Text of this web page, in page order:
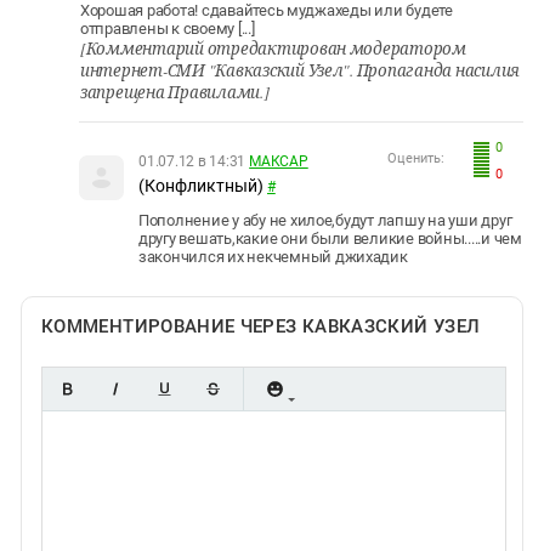
Хорошая работа! сдавайтесь муджахеды или будете
отправлены к своему [...]
[Комментарий отредактирован модератором
интернет-СМИ "Кавказский Узел". Пропаганда насилия
запрещена Правилами.]
0
0
Оценить:
01.07.12 в 14:31 МАКСАР
(Конфликтный) #
Пополнение у абу не хилое,будут лапшу на уши друг
другу вешать,какие они были великие войны.....и чем
закончился их некчемный джихадик
КОММЕНТИРОВАНИЕ ЧЕРЕЗ КАВКАЗСКИЙ УЗЕЛ